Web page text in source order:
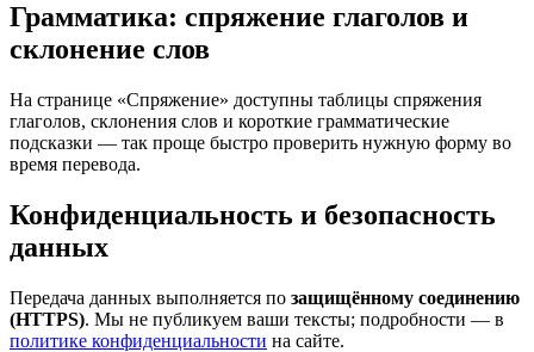
Грамматика: спряжение глаголов и
склонение слов
На странице «Спряжение» доступны таблицы спряжения
глаголов, склонения слов и короткие грамматические
подсказки — так проще быстро проверить нужную форму во
время перевода.
Конфиденциальность и безопасность
данных
Передача данных выполняется по защищённому соединению
(HTTPS). Мы не публикуем ваши тексты; подробности — в
политике конфиденциальности на сайте.